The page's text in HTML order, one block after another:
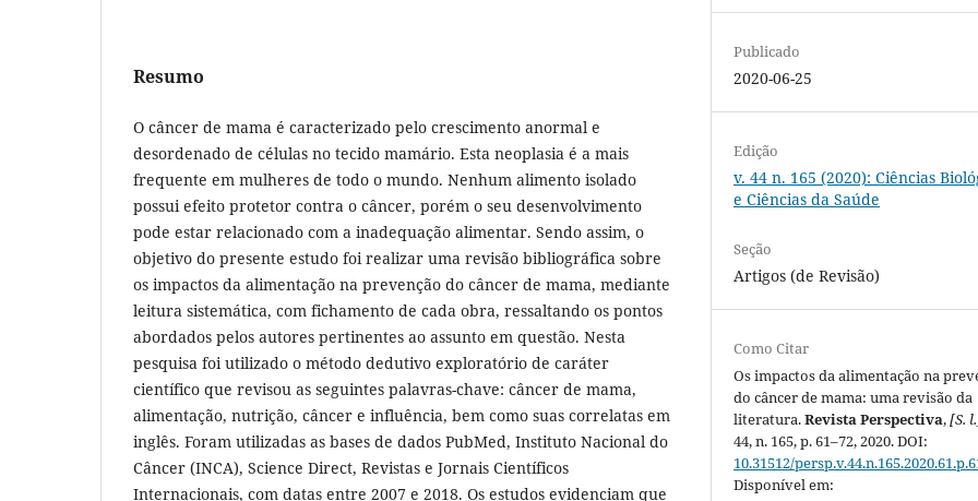
Resumo
O câncer de mama é caracterizado pelo crescimento anormal e
desordenado de células no tecido mamário. Esta neoplasia é a mais
frequente em mulheres de todo o mundo. Nenhum alimento isolado
possui efeito protetor contra o câncer, porém o seu desenvolvimento
pode estar relacionado com a inadequação alimentar. Sendo assim, o
objetivo do presente estudo foi realizar uma revisão bibliográfica sobre
os impactos da alimentação na prevenção do câncer de mama, mediante
leitura sistemática, com fichamento de cada obra, ressaltando os pontos
abordados pelos autores pertinentes ao assunto em questão. Nesta
pesquisa foi utilizado o método dedutivo exploratório de caráter
científico que revisou as seguintes palavras-chave: câncer de mama,
alimentação, nutrição, câncer e influência, bem como suas correlatas em
inglês. Foram utilizadas as bases de dados PubMed, Instituto Nacional do
Câncer (INCA), Science Direct, Revistas e Jornais Científicos
Internacionais, com datas entre 2007 e 2018. Os estudos evidenciam que
Publicado
2020-06-25
Edição
v. 44 n. 165 (2020): Ciências
e Ciências da Saúde
Seção
Artigos (de Revisão)
Como Citar
Os impactos da alimentação na
do câncer de mama: uma revisão da
literatura.Revista Perspectiva,[S.
44, n. 165, p. 61–72, 2020. DOI:
10.31512/
Disponível em: